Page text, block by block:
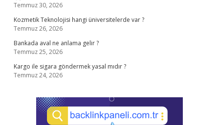
Temmuz 30, 2026
Kozmetik Teknolojisi hangi üniversitelerde var ?
Temmuz 26, 2026
Bankada aval ne anlama gelir ?
Temmuz 25, 2026
Kargo ile sigara göndermek yasal mıdır ?
Temmuz 24, 2026